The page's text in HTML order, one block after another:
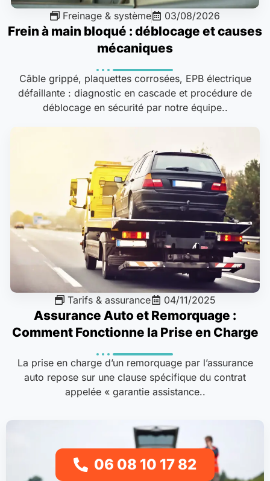
Freinage & système 03/08/2026
Frein à main bloqué : déblocage et causes
mécaniques
Câble grippé, plaquettes corrosées, EPB électrique
défaillante : diagnostic en cascade et procédure de
déblocage en sécurité par notre équipe..
Tarifs & assurance 04/11/2025
Assurance Auto et Remorquage :
Comment Fonctionne la Prise en Charge
La prise en charge d’un remorquage par l’assurance
auto repose sur une clause spécifique du contrat
appelée « garantie assistance..
06 08 10 17 82